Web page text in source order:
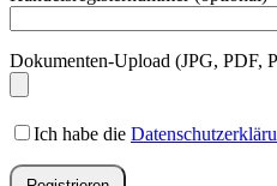
Dokumenten-Upload (JPG, PDF,
Ich habe die